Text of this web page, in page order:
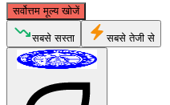
सर्वोत्तम मूल्य खोजें
सबसे सस्ता सबसे तेजी से